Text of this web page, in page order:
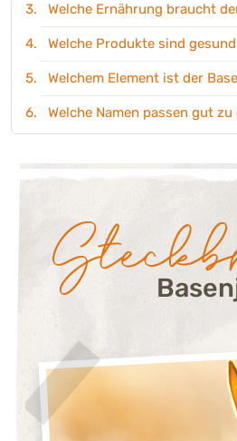
Welche Ernährung braucht
Welche Produkte sind
Welchem Element ist der
Welche Namen passen gut
Steckbrief: